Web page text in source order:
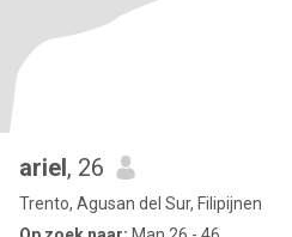
ariel, 26
Trento, Agusan del Sur, Filipijnen